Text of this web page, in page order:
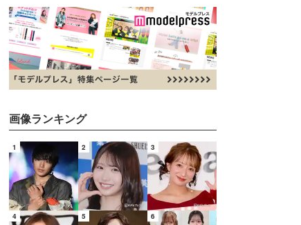
画像ランキング
1 2 3
4 5 6